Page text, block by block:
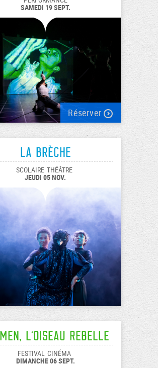
SAMEDI 19 SEPT.
Réserver
La Brèche
SCOLAIRE THÉÂTRE
JEUDI 05 NOV.
l’oiseau rebelle
FESTIVAL CINÉMA
DIMANCHE 06 SEPT.